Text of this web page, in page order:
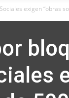
exigen “obras